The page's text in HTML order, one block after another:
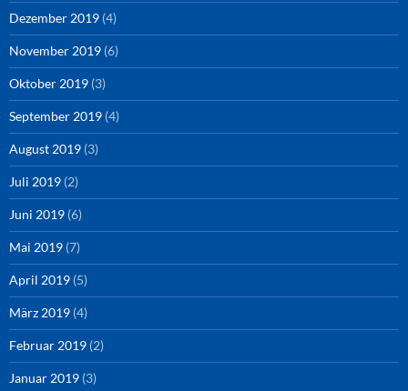
Dezember 2019 (4)
November 2019 (6)
Oktober 2019 (3)
September 2019 (4)
August 2019 (3)
Juli 2019 (2)
Juni 2019 (6)
Mai 2019 (7)
April 2019 (5)
März 2019 (4)
Februar 2019 (2)
Januar 2019 (3)